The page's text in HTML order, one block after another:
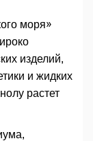
моря»
изделий,
и жидких
растет